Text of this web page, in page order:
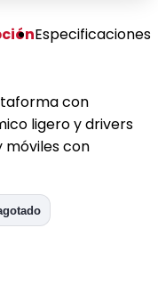
Especificaciones
con
ligero y drivers
móviles con